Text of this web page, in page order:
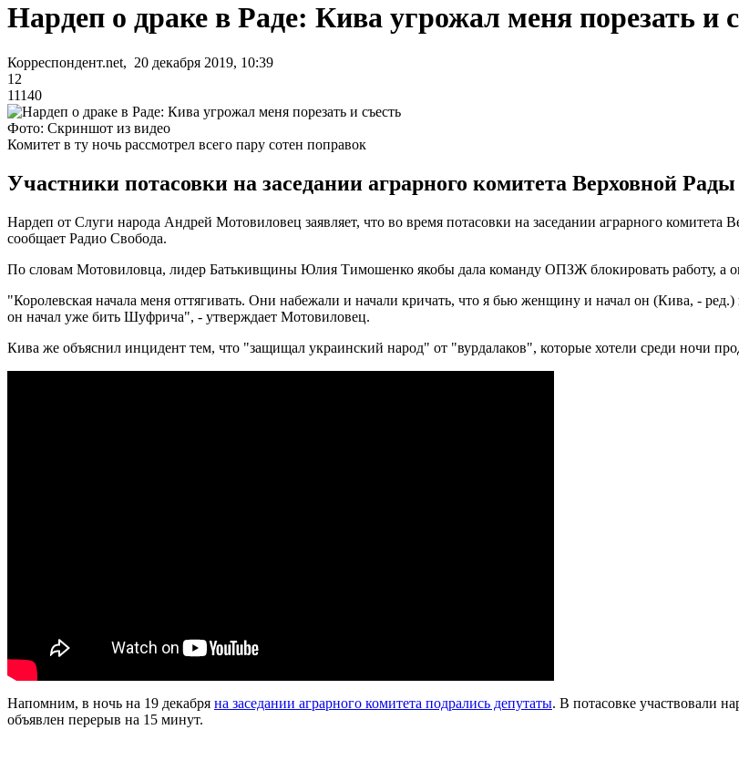
Нардеп о драке в Раде: Кива угрожал меня порезать и
Корреспондент.net, 20 декабря 2019, 10:39
12
11140
Фото: Скриншот из видео
Комитет в ту ночь рассмотрел всего пару сотен поправок
Участники потасовки на заседании аграрного комитета Верховной
Нардеп от Слуги народа Андрей Мотовиловец заявляет, что во время потасовки на заседании аграрного
сообщает Радио Свобода.
По словам Мотовиловца, лидер Батькивщины Юлия Тимошенко якобы дала команду ОПЗЖ блокировать работу, а он
"Королевская начала меня оттягивать. Они набежали и начали кричать, что я бью женщину и начал он (Кива, - ред.)
он начал уже бить Шуфрича", - утверждает Мотовиловец.
Кива же объяснил инцидент тем, что "защищал украинский народ" от "вурдалаков", которые хотели среди ночи
Напомним, в ночь на 19 декабря на заседании аграрного комитета подрались депутаты. В потасовке участвовали
объявлен перерыв на 15 минут.